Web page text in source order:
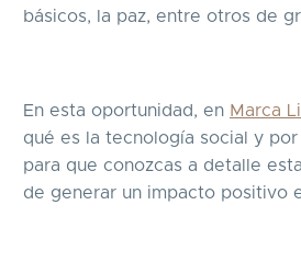
básicos, la paz, entre otros de
En esta oportunidad, en Marca
qué es la tecnología social y
para que conozcas a detalle
de generar un impacto positivo